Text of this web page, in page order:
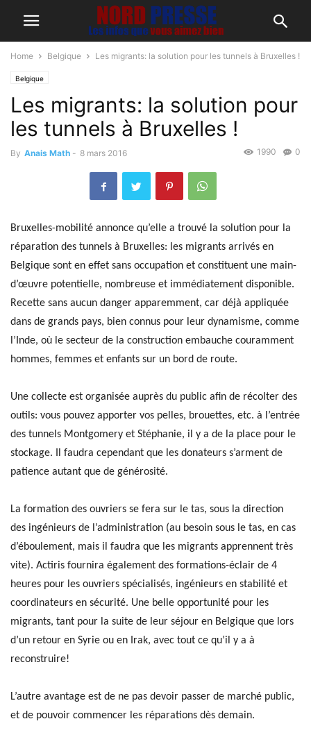
Home Belgique Les migrants: la solution pour les tunnels à Bruxelles !
Belgique
Les migrants: la solution pour
les tunnels à Bruxelles !
By Anais Math - 8 mars 2016 0
1990
Bruxelles-mobilité annonce qu’elle a trouvé la solution pour la
réparation des tunnels à Bruxelles: les migrants arrivés en
Belgique sont en effet sans occupation et constituent une main-
d’œuvre potentielle, nombreuse et immédiatement disponible.
Recette sans aucun danger apparemment, car déjà appliquée
dans de grands pays, bien connus pour leur dynamisme, comme
l’Inde, où le secteur de la construction embauche couramment
hommes, femmes et enfants sur un bord de route.
Une collecte est organisée auprès du public afin de récolter des
outils: vous pouvez apporter vos pelles, brouettes, etc. à l’entrée
des tunnels Montgomery et Stéphanie, il y a de la place pour le
stockage. Il faudra cependant que les donateurs s’arment de
patience autant que de générosité.
La formation des ouvriers se fera sur le tas, sous la direction
des ingénieurs de l’administration (au besoin sous le tas, en cas
d’éboulement, mais il faudra que les migrants apprennent très
vite). Actiris fournira également des formations-éclair de 4
heures pour les ouvriers spécialisés, ingénieurs en stabilité et
coordinateurs en sécurité. Une belle opportunité pour les
migrants, tant pour la suite de leur séjour en Belgique que lors
d’un retour en Syrie ou en Irak, avec tout ce qu’il y a à
reconstruire!
L’autre avantage est de ne pas devoir passer de marché public,
et de pouvoir commencer les réparations dès demain.